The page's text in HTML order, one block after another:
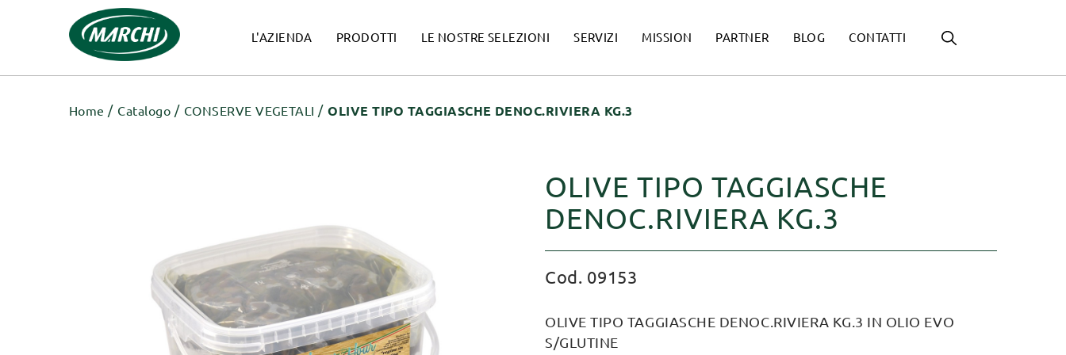
L'AZIENDA PRODOTTI LE NOSTRE SELEZIONI SERVIZI MISSION PARTNER BLOG CONTATTI
Home Catalogo CONSERVE VEGETALI OLIVE TIPO TAGGIASCHE DENOC.RIVIERA KG.3
OLIVE TIPO TAGGIASCHE
DENOC.RIVIERA KG.3
Cod. 09153
OLIVE TIPO TAGGIASCHE DENOC.RIVIERA KG.3 IN OLIO EVO
S/GLUTINE